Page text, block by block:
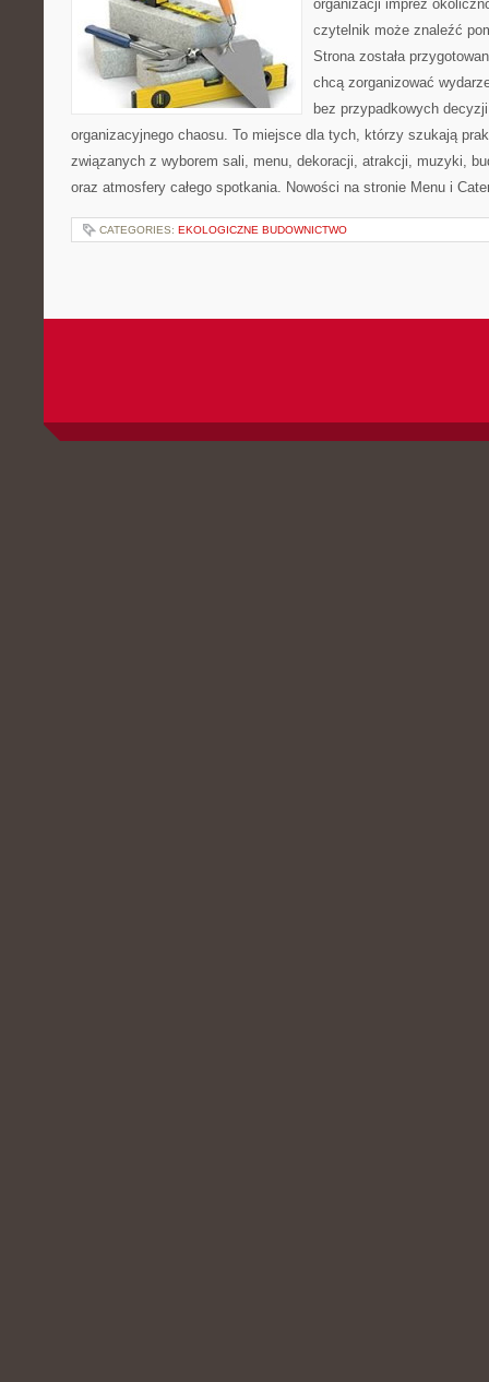
organizacji imprez
czytelnik może znaleźć
Strona została
chcą zorganizować
bez przypadkowych
organizacyjnego chaosu. To miejsce dla tych, którzy szukają
związanych z wyborem sali, menu, dekoracji, atrakcji, muzyki,
oraz atmosfery całego spotkania. Nowości na stronie Menu i
CATEGORIES: EKOLOGICZNE BUDOWNICTWO